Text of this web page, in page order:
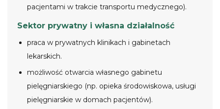
pacjentami w trakcie transportu medycznego).
Sektor prywatny i własna działalność
praca w prywatnych klinikach i gabinetach
lekarskich.
możliwość otwarcia własnego gabinetu
pielęgniarskiego (np. opieka środowiskowa, usługi
pielęgniarskie w domach pacjentów).